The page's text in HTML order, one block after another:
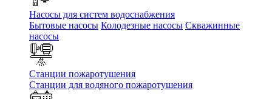
Насосы для систем водоснабжения
Бытовые насосы Колодезные насосы Скважинные
насосы
Станции пожаротушения
Станции для водяного пожаротушения